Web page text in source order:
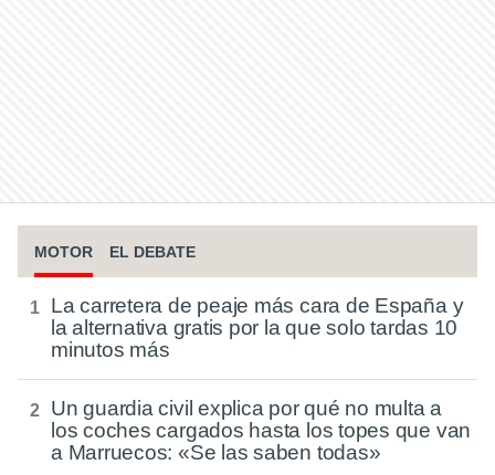
MOTOR EL DEBATE
La carretera de peaje más cara de España y
la alternativa gratis por la que solo tardas 10
minutos más
Un guardia civil explica por qué no multa a
los coches cargados hasta los topes que van
a Marruecos: «Se las saben todas»